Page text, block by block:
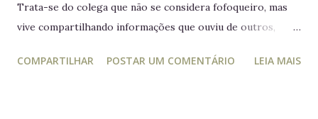
Trata-se do colega que não se considera fofoqueiro, mas
vive compartilhando informações que ouviu de outros,
prática, ele manipula e desagrega, usando informações
COMPARTILHAR POSTAR UM COMENTÁRIO LEIA MAIS